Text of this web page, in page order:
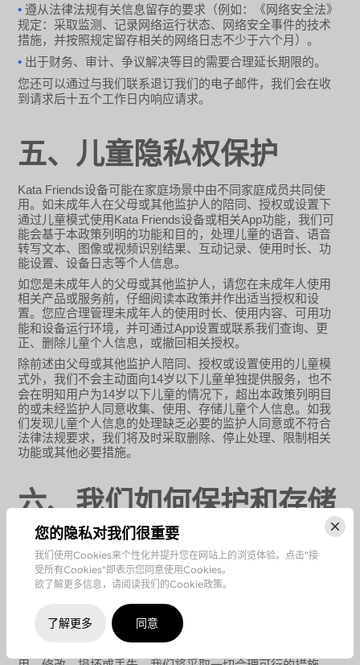
•遵从法律法规有关信息留存的要求（例如：《网络安全法》
规定：采取监测、记录网络运行状态、网络安全事件的技术
措施，并按照规定留存相关的网络日志不少于六个月）。
• 出于财务、审计、争议解决等目的需要合理延长期限的。
您还可以通过与我们联系退订我们的电子邮件，我们会在收
到请求后十五个工作日 内响应请求。
五、儿童隐私权保护
Kata Friends设备可能在家庭场景中由不同家庭成员共同使
用。如未成年人在父母或其他监护人的陪同、授权或设置下
通过儿童模式使用 Kata Friends设备或相关App功能，我们可
能会基于本政策列明的功能和目的，处理儿童的语音、语音
转写文本、图像或视频识别结果、互动记录、使用时长、功
能设置、设备日志等个人信息。
如您是未成年人的父母或其他监护人，请您在未成年人使用
相关产品或服务前，仔细阅读本政策并作出适当授权和设
置。您应合理管理未成年人的使用时长、使用内容、可用功
能和设备运行环境，并可通过App设置或联系我们查询、更
正、删除儿童个人信息，或撤回相关授权。
除前述由父母或其他监护人陪同、授权或设置使用的儿童模
式外，我们不会主动面向14岁以下儿童单独提供服务，也不
会在明知用户为14岁以下儿童的情况下，超出本政策列明目
的或未经监护人同意收集、使用、存储儿童个人信息。如我
们发现儿童个人信息的处理缺乏必要的监护人同意或不符合
法律法规要求，我们将及时采取删除、停止处理、限制相关
功能或其他必要措施。
六、我们如何保护和存储
您的个人信息
6.1个人信息保护
公司的数据管理措施符合ISO/IEC 27001
ISO/IEC 27701
隐私信息管理体系标准。我们会不遗余力
地保护您的个人信息。我们会使用各类安全技术和程序来防
您的隐私对我们很重要
我们使用Cookies来个性化并提升您在网站上的浏览体验。点击"接
受所有Cookies"即表示您同意使用Cookies。
欲了解更多信息，请阅读我们的Cookie政策。
了解更多 同意